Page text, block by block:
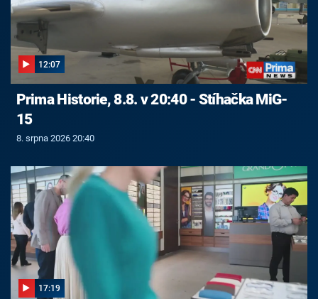
12:07
Prima Historie, 8.8. v 20:40 - Stíhačka MiG-
15
8. srpna 2026 20:40
17:19